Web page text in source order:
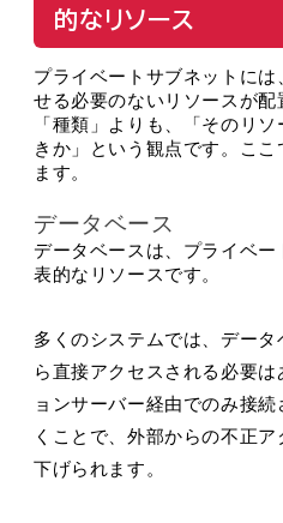
的なリソース
プライベートサブネットに
せる必要のないリソースが
「種類」よりも、「そのリ
きか」という観点です。こ
ます。
データベース
データベースは、プライベ
表的なリソースです。
多くのシステムでは、デー
ら直接アクセスされる必要
ョンサーバー経由でのみ接
くことで、外部からの不正
下げられます。